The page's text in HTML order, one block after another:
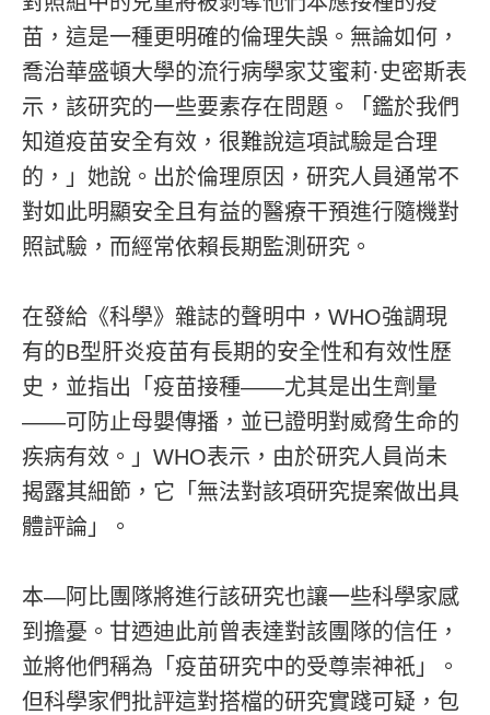
苗，這是一種更明確的倫理失誤。無論如何，
喬治華盛頓大學的流行病學家艾蜜莉·史密斯表
示，該研究的一些要素存在問題。「鑑於我們
知道疫苗安全有效，很難說這項試驗是合理
的，」她說。出於倫理原因，研究人員通常不
對如此明顯安全且有益的醫療干預進行隨機對
照試驗，而經常依賴長期監測研究。
在發給《科學》雜誌的聲明中，WHO強調現
有的B型肝炎疫苗有長期的安全性和有效性歷
史，並指出「疫苗接種——尤其是出生劑量
——可防止母嬰傳播，並已證明對威脅生命的
疾病有效。」WHO表示，由於研究人員尚未
揭露其細節，它「無法對該項研究提案做出具
體評論」。
本—阿比團隊將進行該研究也讓一些科學家感
到擔憂。甘迺迪此前曾表達對該團隊的信任，
並將他們稱為「疫苗研究中的受尊崇神祇」。
但科學家們批評這對搭檔的研究實踐可疑，包